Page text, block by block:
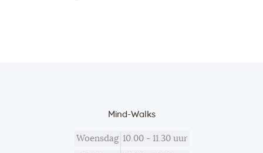
Mind-Walks
Woensdag 10.00 - 11.30 uur